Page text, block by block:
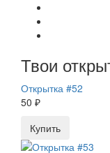
Твои
Открытка #52
50 ₽
Купить